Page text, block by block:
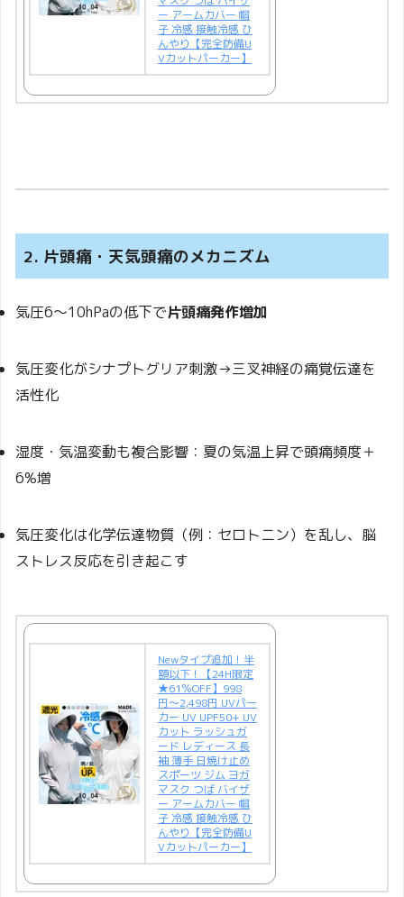
ー アームカバー 帽
子 冷感 接触冷感 ひ
んやり【完全防備U
Vカットパーカー】
2. 片頭痛・天気頭痛のメカニズム
気圧6〜10hPaの低下で片頭痛発作増加
気圧変化がシナプトグリア刺激→三叉神経の痛覚伝達を
活性化
湿度・気温変動も複合影響：夏の気温上昇で頭痛頻度＋
6%増
気圧変化は化学伝達物質（例：セロトニン）を乱し、脳
ストレス反応を引き起こす
Newタイプ追加！半
額以下！【24H限定
★61％OFF】998
円〜2,498円 UVパー
カー UV UPF50+ UV
カット ラッシュガ
ード レディース 長
袖 薄手 日焼け止め
スポーツ ジム ヨガ
マスク つば バイザ
ー アームカバー 帽
子 冷感 接触冷感 ひ
んやり【完全防備U
Vカットパーカー】